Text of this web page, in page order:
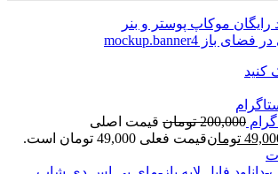
کنید
200,000 تومان قیمت اصلی
تومانقیمت فعلی 49,000 تومان است.